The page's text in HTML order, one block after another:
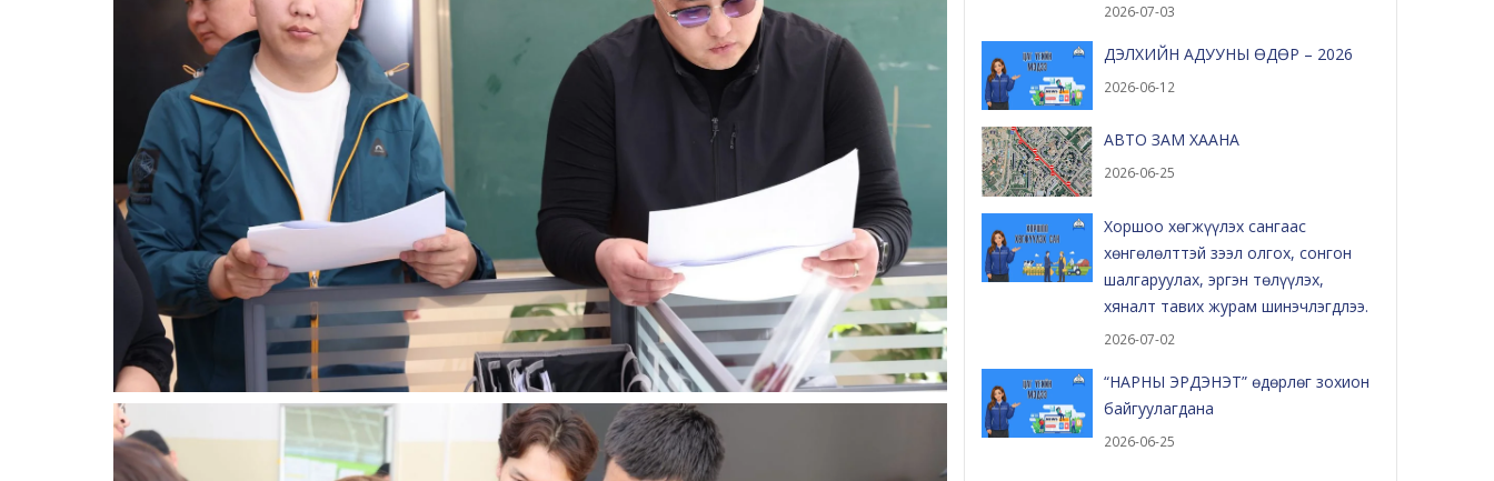
2026-07-03
ДЭЛХИЙН АДУУНЫ ӨДӨР – 2026
2026-06-12
АВТО ЗАМ ХААНА
2026-06-25
Хоршоо хөгжүүлэх сангаас
хөнгөлөлттэй зээл олгох, сонгон
шалгаруулах, эргэн төлүүлэх,
хяналт тавих журам шинэчлэгдлээ.
2026-07-02
“НАРНЫ ЭРДЭНЭТ” өдөрлөг зохион
байгуулагдана
2026-06-25